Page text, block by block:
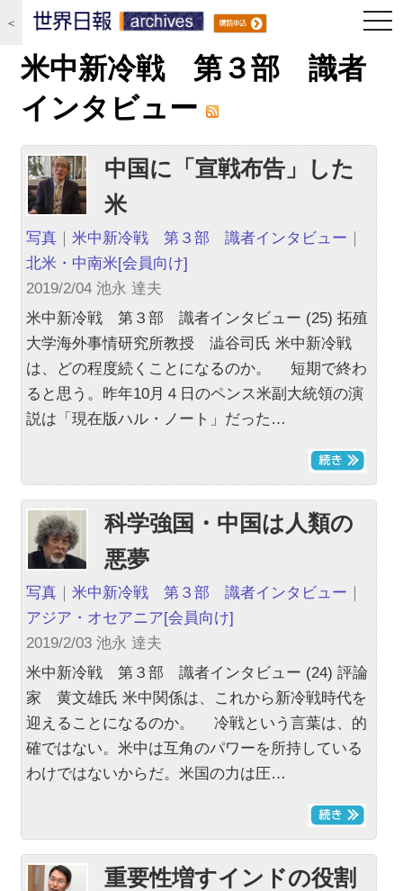
＜
米中新冷戦 第３部 識者
インタビュー
中国に「宣戦布告」した
米
写真 ｜米中新冷戦 第３部 識者インタビュー ｜
北米・中南米[会員向け]
2019/2/04 池永 達夫
米中新冷戦 第３部 識者インタビュー (25) 拓殖
大学海外事情研究所教授 澁谷司氏 米中新冷戦
は、どの程度続くことになるのか。 短期で終わ
ると思う。昨年10月４日のペンス米副大統領の演
説は「現在版ハル・ノート」だった…
科学強国・中国は人類の
悪夢
写真 ｜米中新冷戦 第３部 識者インタビュー ｜
アジア・オセアニア[会員向け]
2019/2/03 池永 達夫
米中新冷戦 第３部 識者インタビュー (24) 評論
家 黄文雄氏 米中関係は、これから新冷戦時代を
迎えることになるのか。 冷戦という言葉は、的
確ではない。米中は互角のパワーを所持している
わけではないからだ。米国の力は圧…
重要性増すインドの役割